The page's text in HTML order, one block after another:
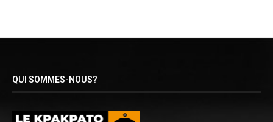
QUI SOMMES-NOUS?